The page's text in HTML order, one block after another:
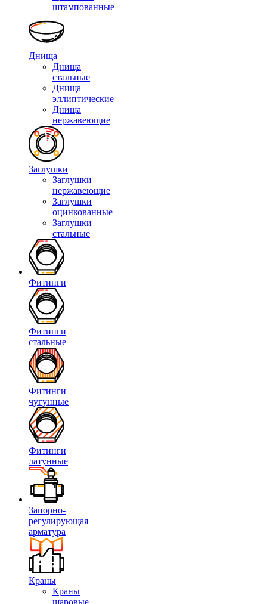
штампованные
Днища
Днища
стальные
Днища
эллиптические
Днища
нержавеющие
Заглушки
Заглушки
нержавеющие
Заглушки
оцинкованные
Заглушки
стальные
Фитинги
Фитинги
стальные
Фитинги
чугунные
Фитинги
латунные
Запорно-
регулирующая
арматура
Краны
Краны
шаровые